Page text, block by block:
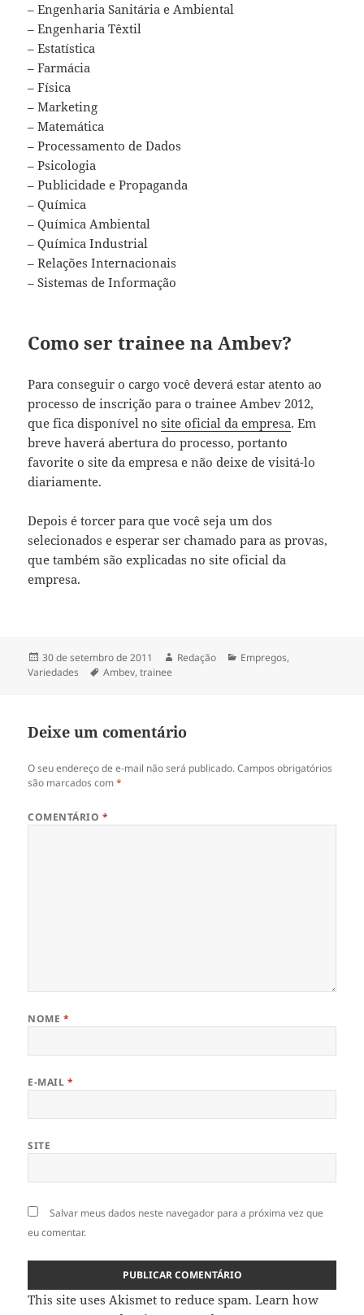
– Engenharia Sanitária e Ambiental
– Engenharia Têxtil
– Estatística
– Farmácia
– Física
– Marketing
– Matemática
– Processamento de Dados
– Psicologia
– Publicidade e Propaganda
– Química
– Química Ambiental
– Química Industrial
– Relações Internacionais
– Sistemas de Informação
Como ser trainee na Ambev?
Para conseguir o cargo você deverá estar atento ao
processo de inscrição para o trainee Ambev 2012,
que fica disponível nosite oficial da empresa. Em
breve haverá abertura do processo, portanto
favorite o site da empresa e não deixe de visitá-lo
diariamente.
Depois é torcer para que você seja um dos
selecionados e esperar ser chamado para as provas,
que também são explicadas no site oficial da
empresa.
Publicado
em
30 de setembro de 2011 Autor
Redação Categorias
Empregos,
Variedades
Tags
Ambev,trainee
Deixe um comentário
O seu endereço de e-mail não será publicado. Campos obrigatórios
são marcados com*
COMENTÁRIO *
NOME *
E-MAIL *
SITE
Salvar meus dados neste navegador para a próxima vez que
eu comentar.
This site uses Akismet to reduce spam.Learn how